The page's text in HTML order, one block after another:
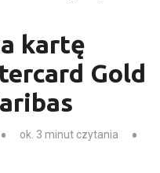
kartę
Gold
ok. 3 minut czytania